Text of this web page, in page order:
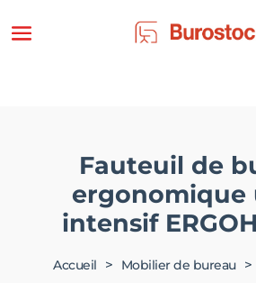
Fauteuil de
ergonomique
intensif
Accueil > Mobilier de bureau >